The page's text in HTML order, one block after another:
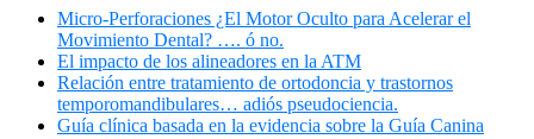
Micro-Perforaciones ¿El Motor Oculto para Acelerar el
Movimiento Dental? …. ó no.
El impacto de los alineadores en la ATM
Relación entre tratamiento de ortodoncia y trastornos
temporomandibulares… adiós pseudociencia.
Guía clínica basada en la evidencia sobre la Guía Canina